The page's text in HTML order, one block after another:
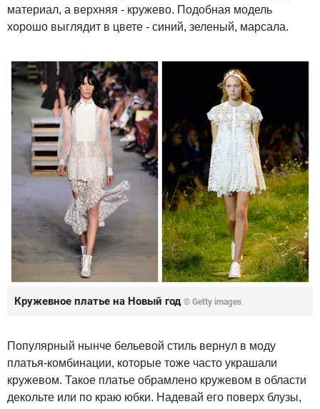
материал, а верхняя - кружево. Подобная модель
хорошо выглядит в цвете - синий, зеленый, марсала.
Кружевное платье на Новый год © Getty images
Популярный нынче бельевой стиль вернул в моду
платья-комбинации, которые тоже часто украшали
кружевом. Такое платье обрамлено кружевом в области
декольте или по краю юбки. Надевай его поверх блузы,